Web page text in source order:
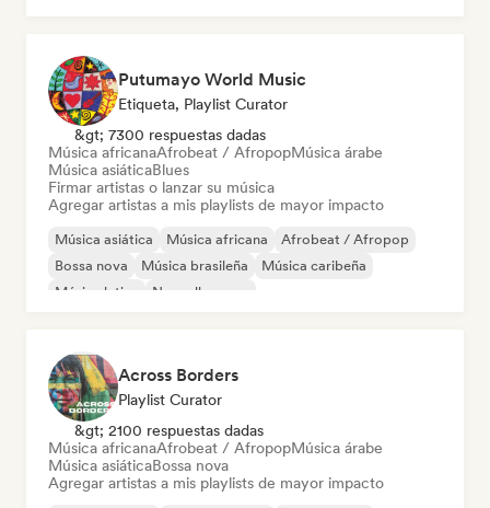
Putumayo World Music
Etiqueta, Playlist Curator
&gt; 7300 respuestas dadas
Música africanaAfrobeat / AfropopMúsica árabe
Música asiáticaBlues
Firmar artistas o lanzar su música
Agregar artistas a mis playlists de mayor impacto
Música asiática Música africana
Afrobeat / Afropop
Bossa nova
Música brasileña
Música caribeña
Música latina
Nouvelle scene
Across Borders
Playlist Curator
&gt; 2100 respuestas dadas
Música africanaAfrobeat / AfropopMúsica árabe
Música asiáticaBossa nova
Agregar artistas a mis playlists de mayor impacto